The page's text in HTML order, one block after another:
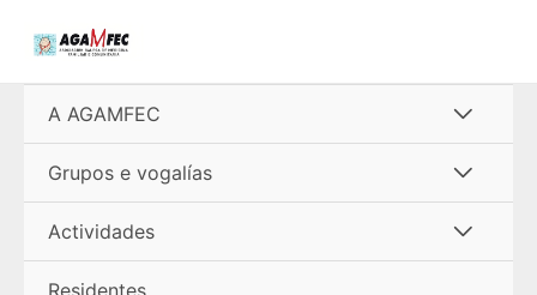
A AGAMFEC
menú
Grupos e vogalías
menú
Actividades
Residentes